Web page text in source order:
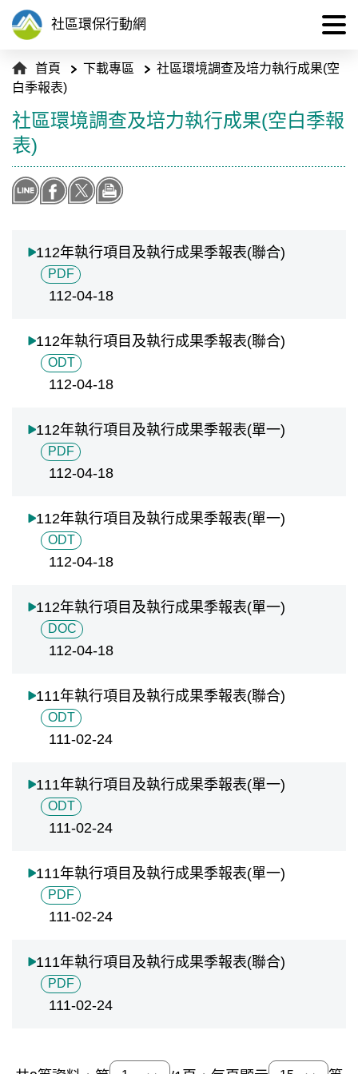
社區環保行動網
首頁 下載專區
社區環境調查及培力執行成果(空
白季報表)
:::
社區環境調查及培力執行成果(空白季報
表)
112-04-18
112年執行項目及執行成果季報表(聯合)
PDF
112-04-18
112年執行項目及執行成果季報表(聯合)
ODT
112-04-18
112年執行項目及執行成果季報表(單一)
PDF
112-04-18
112年執行項目及執行成果季報表(單一)
ODT
112-04-18
112年執行項目及執行成果季報表(單一)
DOC
111-02-24
111年執行項目及執行成果季報表(聯合)
ODT
111-02-24
111年執行項目及執行成果季報表(單一)
ODT
111-02-24
111年執行項目及執行成果季報表(單一)
PDF
111-02-24
111年執行項目及執行成果季報表(聯合)
PDF